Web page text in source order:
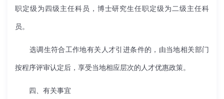
职定级为四级主任科员，博士研究生任职定级为二级主任科
员。
选调生符合工作地有关人才引进条件的，由当地相关部门
按程序评审认定后，享受当地相应层次的人才优惠政策。
四、有关事宜